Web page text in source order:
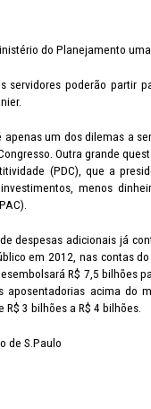
do Planejamento
servidores poderão partir
um dos dilemas a
Outra grande
(PDC), que a
menos
despesas adicionais já
em 2012, nas contas
R$ 7,5 bilhões
aposentadorias acima
3 bilhões a R$ 4 bilhões.
de S.Paulo